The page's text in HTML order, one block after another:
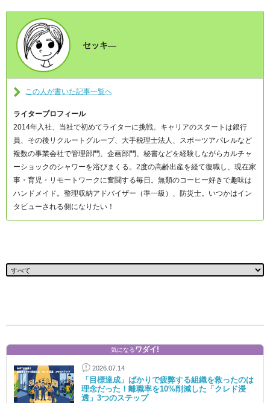
セッキ―
この人が書いた記事一覧へ
ライタープロフィール
2014年入社、当社で初めてライターに挑戦。キャリアのスタートは銀行
員、その後リクルートグループ、大手税理士法人、スポーツアパレルなど
複数の事業会社で管理部門、企画部門、秘書などを経験しながらカルチャ
ーショックのシャワーを浴びまくる。2度の高齢出産を経て復職し、現在家
事・育児・リモートワークに奮闘する毎日。無類のコーヒー好きで趣味は
ハンドメイド。整理収納アドバイザー（準一級）、防災士。いつかはイン
タビューされる側になりたい！
気になるワダイ!
2026.07.14
「目標達成」ばかりで疲弊する組織を救ったのは
理念だった！離職率を10%削減した「クレド浸
透」3つのステップ